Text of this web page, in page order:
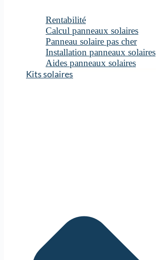
Rentabilité
Calcul panneaux solaires
Panneau solaire pas cher
Installation panneaux solaires
Aides panneaux solaires
Kits solaires